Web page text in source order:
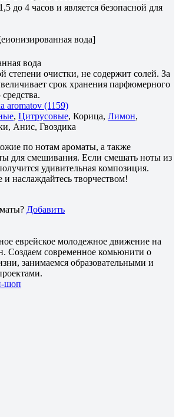
до 4 часов и является безопасной для
вода]
вода
степени очистки, не содержит солей. За
срок хранения парфюмерного
aromatov (1159)
, Цитрусовые, Корица, Лимон,
Анис, Гвоздика
по нотам ароматы, а также
для смешивания. Если смешать ноты из
удивительная композиция.
наслаждайтесь творчеством!
Добавить
еврейское молодежное движение на
Создаем современное комьюнити о
занимаемся образовательными и
шоп